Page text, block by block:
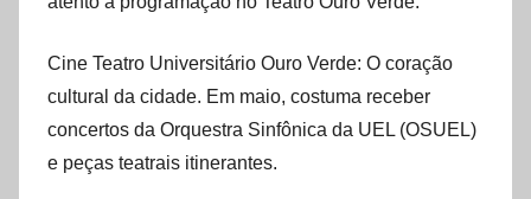
Cine Teatro Universitário Ouro Verde: O coração
cultural da cidade. Em maio, costuma receber
concertos da Orquestra Sinfônica da UEL (OSUEL)
e peças teatrais itinerantes.